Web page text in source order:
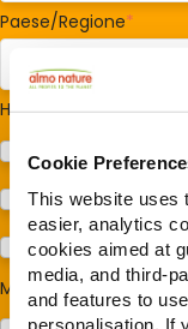
Cookie
This website uses
easier, analytics
cookies aimed at
media, and third-
and features to
personalisation. If
Paese/Regione*
Hai cani o gatti?*
Cane
Gatto
Per ora no
Mi interessa:*